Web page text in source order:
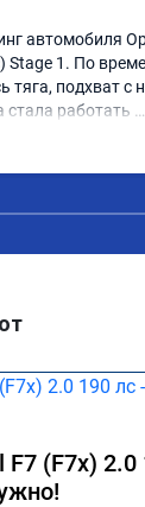
автомобиля
Stage 1. По
тяга, подхват с
работать
скидывает
от
(F7x) 2.0